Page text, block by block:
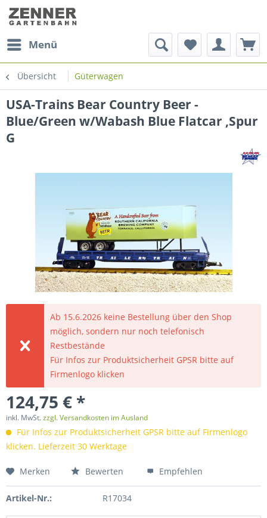
Menü
Übersicht Güterwagen
USA-Trains Bear Country Beer -
Blue/Green w/Wabash Blue Flatcar ,Spur
G
Ab 15.6.2026 keine Bestellung über den Shop
möglich, sondern nur noch telefonisch
Restbestände
Für Infos zur Produktsicherheit GPSR bitte auf
Firmenlogo klicken
124,75 € *
inkl. MwSt.zzgl. Versandkosten im Ausland
Für Infos zur Produktsicherheit GPSR bitte auf Firmenlogo
klicken. Lieferzeit 30 Werktage
Merken Bewerten Empfehlen
Artikel-Nr.: R17034